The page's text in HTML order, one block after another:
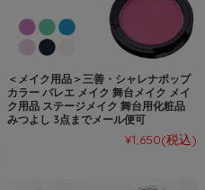
＜メイク用品＞三善・シャレナポップ
カラー バレエ メイク 舞台メイク メイ
ク用品 ステージメイク 舞台用化粧品
みつよし 3点までメール便可
¥1,650(税込)